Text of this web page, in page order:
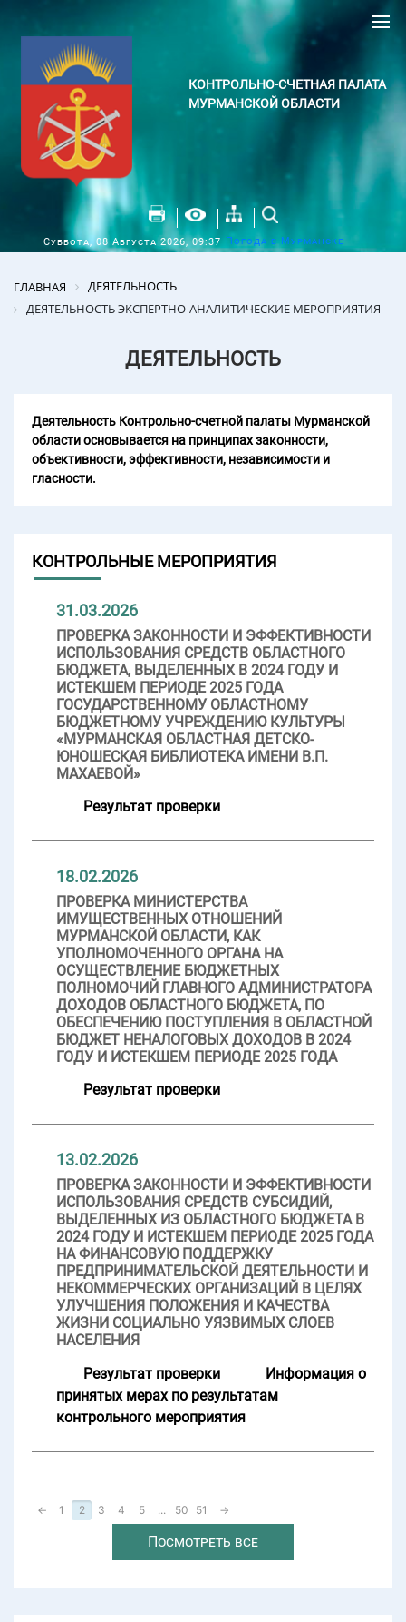
КОНТРОЛЬНО-СЧЕТНАЯ ПАЛАТА
МУРМАНСКОЙ ОБЛАСТИ
Суббота, 08 Августа 2026, 09:37 Погода в Мурманске
ГЛАВНАЯ
ДЕЯТЕЛЬНОСТЬ
ДЕЯТЕЛЬНОСТЬ ЭКСПЕРТНО-АНАЛИТИЧЕСКИЕ МЕРОПРИЯТИЯ
ДЕЯТЕЛЬНОСТЬ
Деятельность Контрольно-счетной палаты Мурманской
области основывается на принципах законности,
объективности, эффективности, независимости и
гласности.
КОНТРОЛЬНЫЕ МЕРОПРИЯТИЯ
31.03.2026
ПРОВЕРКА ЗАКОННОСТИ И ЭФФЕКТИВНОСТИ
ИСПОЛЬЗОВАНИЯ СРЕДСТВ ОБЛАСТНОГО
БЮДЖЕТА, ВЫДЕЛЕННЫХ В 2024 ГОДУ И
ИСТЕКШЕМ ПЕРИОДЕ 2025 ГОДА
ГОСУДАРСТВЕННОМУ ОБЛАСТНОМУ
БЮДЖЕТНОМУ УЧРЕЖДЕНИЮ КУЛЬТУРЫ
«МУРМАНСКАЯ ОБЛАСТНАЯ ДЕТСКО-
ЮНОШЕСКАЯ БИБЛИОТЕКА ИМЕНИ В.П.
МАХАЕВОЙ»
Результат проверки
18.02.2026
ПРОВЕРКА МИНИСТЕРСТВА
ИМУЩЕСТВЕННЫХ ОТНОШЕНИЙ
МУРМАНСКОЙ ОБЛАСТИ, КАК
УПОЛНОМОЧЕННОГО ОРГАНА НА
ОСУЩЕСТВЛЕНИЕ БЮДЖЕТНЫХ
ПОЛНОМОЧИЙ ГЛАВНОГО АДМИНИСТРАТОРА
ДОХОДОВ ОБЛАСТНОГО БЮДЖЕТА, ПО
ОБЕСПЕЧЕНИЮ ПОСТУПЛЕНИЯ В ОБЛАСТНОЙ
БЮДЖЕТ НЕНАЛОГОВЫХ ДОХОДОВ В 2024
ГОДУ И ИСТЕКШЕМ ПЕРИОДЕ 2025 ГОДА
Результат проверки
13.02.2026
ПРОВЕРКА ЗАКОННОСТИ И ЭФФЕКТИВНОСТИ
ИСПОЛЬЗОВАНИЯ СРЕДСТВ СУБСИДИЙ,
ВЫДЕЛЕННЫХ ИЗ ОБЛАСТНОГО БЮДЖЕТА В
2024 ГОДУ И ИСТЕКШЕМ ПЕРИОДЕ 2025 ГОДА
НА ФИНАНСОВУЮ ПОДДЕРЖКУ
ПРЕДПРИНИМАТЕЛЬСКОЙ ДЕЯТЕЛЬНОСТИ И
НЕКОММЕРЧЕСКИХ ОРГАНИЗАЦИЙ В ЦЕЛЯХ
УЛУЧШЕНИЯ ПОЛОЖЕНИЯ И КАЧЕСТВА
ЖИЗНИ СОЦИАЛЬНО УЯЗВИМЫХ СЛОЕВ
НАСЕЛЕНИЯ
Результат проверки
Информация о
принятых мерах по результатам
контрольного мероприятия
← 1 2 3 4 5 ... 50 51 →
Посмотреть все